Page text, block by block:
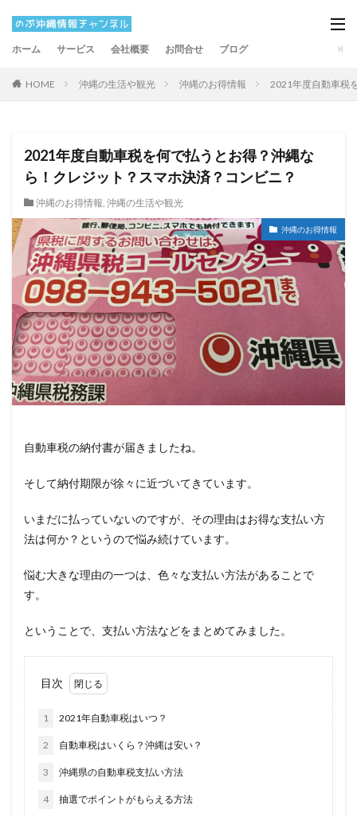
ホーム サービス 会社概要 お問合せ ブログ
HOME 沖縄の生活や観光 沖縄のお得情報 2021年度自動車税
2021年度自動車税を何で払うとお得？沖縄な
ら！クレジット？スマホ決済？コンビニ？
沖縄のお得情報, 沖縄の生活や観光
沖縄のお得情報
自動車税の納付書が届きましたね。
そして納付期限が徐々に近づいてきています。
いまだに払っていないのですが、その理由はお得な支払い方
法は何か？というので悩み続けています。
悩む大きな理由の一つは、色々な支払い方法があることで
す。
ということで、支払い方法などをまとめてみました。
目次
1 2021年自動車税はいつ？
2 自動車税はいくら？沖縄は安い？
3 沖縄県の自動車税支払い方法
4 抽選でポイントがもらえる方法